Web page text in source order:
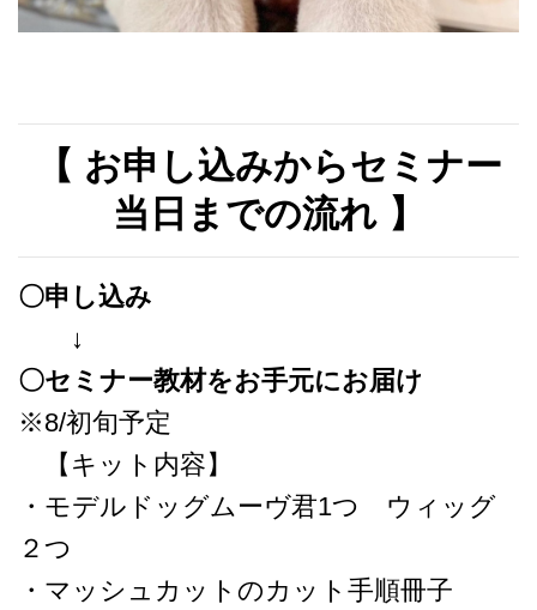
【 お申し込みからセミナー
当日 までの流れ 】
〇申し込み
↓
〇セミナー教材をお手元にお届け
※8/初旬予定
【キット内容】
・モデルドッグムーヴ君1つ ウィッグ
２つ
・マッシュカットのカット手順冊子